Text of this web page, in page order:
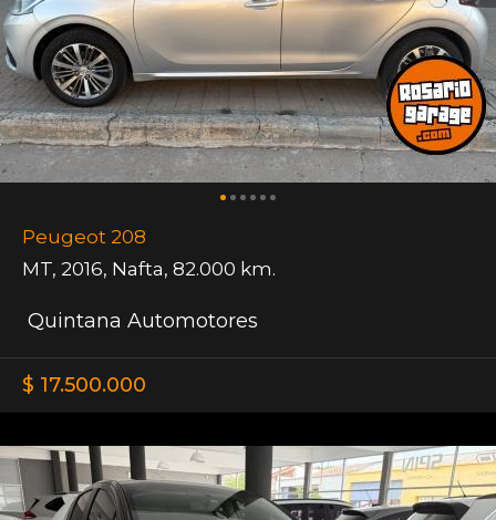
Peugeot 208
MT, 2016, Nafta, 82.000 km.
Quintana Automotores
$ 17.500.000